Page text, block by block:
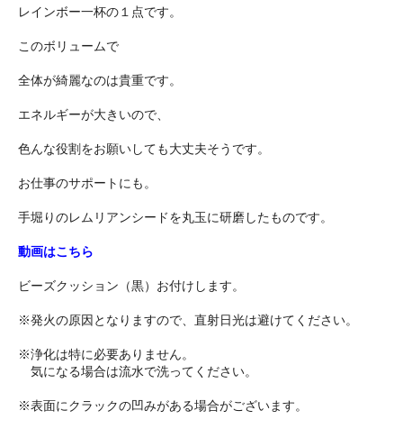
レインボー一杯の１点です。
このボリュームで
全体が綺麗なのは貴重です。
エネルギーが大きいので、
色んな役割をお願いしても大丈夫そうです。
お仕事のサポートにも。
手堀りのレムリアンシードを丸玉に研磨したものです。
動画はこちら
ビーズクッション（黒）お付けします。
※発火の原因となりますので、直射日光は避けてください。
※浄化は特に必要ありません。
気になる場合は流水で洗ってください。
※表面にクラックの凹みがある場合がございます。